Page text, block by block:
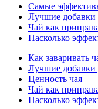
Самые
Лучшие добавки
Чай как
Насколько
Как заваривать
Лучшие добавки
Ценность чая
Чай как
Насколько